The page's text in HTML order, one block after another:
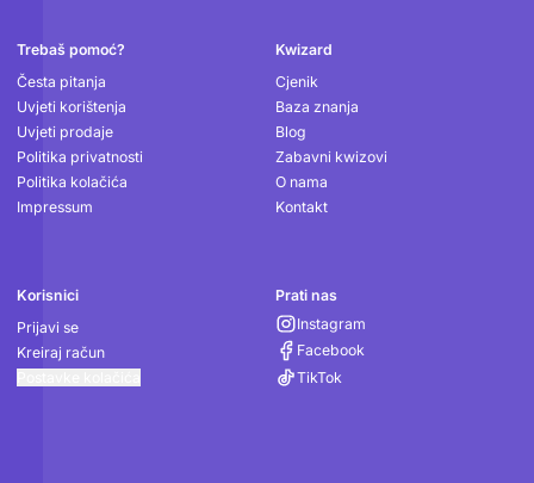
Podnožje
Trebaš pomoć?
Česta pitanja
Uvjeti korištenja
Uvjeti prodaje
Politika privatnosti
Politika kolačića
Impressum
Kwizard
Cjenik
Baza znanja
Blog
Zabavni kwizovi
O nama
Kontakt
Korisnici
Prijavi se
Kreiraj račun
Prati nas
Instagram
Facebook
TikTok